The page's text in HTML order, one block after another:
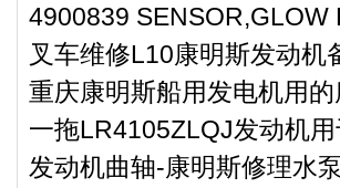
4900839 SENSOR,GLOW
叉车维修L10康明斯发动机
重庆康明斯船用发电机用
一拖LR4105ZLQJ发动机
发动机曲轴-康明斯修理水